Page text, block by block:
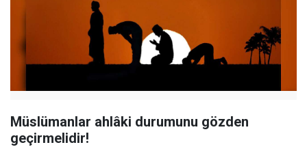
Müslümanlar ahlâki durumunu gözden
geçirmelidir!